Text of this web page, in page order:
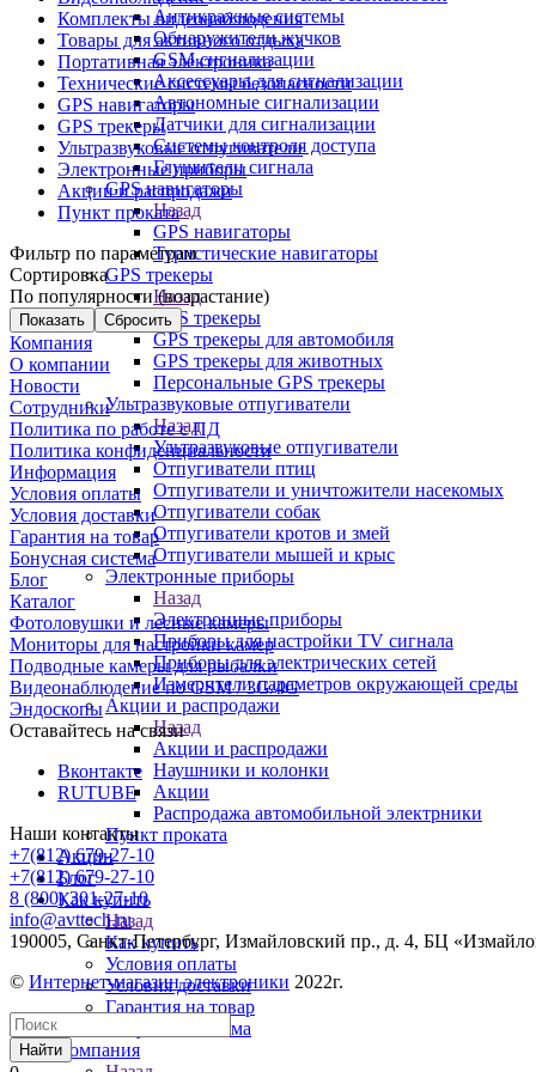
Антикражные системы
Обнаружители жучков
GSM сигнализации
Аксессуары для сигнализации
Автономные сигнализации
Датчики для сигнализации
Системы контроля доступа
Глушители сигнала
GPS навигаторы
Назад
GPS навигаторы
Туристические навигаторы
GPS трекеры
Назад
GPS трекеры
GPS трекеры для автомобиля
GPS трекеры для животных
Персональные GPS трекеры
Ультразвуковые отпугиватели
Назад
Ультразвуковые отпугиватели
Отпугиватели птиц
Отпугиватели и уничтожители насекомых
Отпугиватели собак
Отпугиватели кротов и змей
Отпугиватели мышей и крыс
Электронные приборы
Назад
Электронные приборы
Приборы для настройки TV сигнала
Приборы для электрических сетей
Измерители параметров окружающей среды
Акции и распродажи
Назад
Акции и распродажи
Наушники и колонки
Акции
Распродажа автомобильной электрники
Пункт проката
Акции
Блог
Как купить
Назад
Как купить
Условия оплаты
Условия доставки
Гарантия на товар
Бонусная система
Компания
Комплекты видеонаблюдения
Товары для активного отдыха
Портативная электроника
Технические системы безопасности
GPS навигаторы
GPS трекеры
Ультразвуковые отпугиватели
Электронные приборы
Акции и распродажи
Пункт проката
Фильтр по параметрам
Сортировка
По популярности (возрастание)
Сбросить
Компания
О компании
Новости
Сотрудники
Политика по работе с ПД
Политика конфиденциальности
Информация
Условия оплаты
Условия доставки
Гарантия на товар
Бонусная система
Блог
Каталог
Фотоловушки и лесные камеры
Мониторы для настройки камер
Подводные камеры для рыбалки
Видеонаблюдение по GSM / 3G/4G
Эндоскопы
Оставайтесь на связи
Вконтакте
RUTUBE
Наши контакты
+7(812) 679-27-10
+7(812) 679-27-10
8 (800) 301-27-10
info@avttech.ru
190005, Санкт-Петербург, Измайловский пр., д. 4, БЦ
© Интернет-магазин электроники 2022г.
Найти